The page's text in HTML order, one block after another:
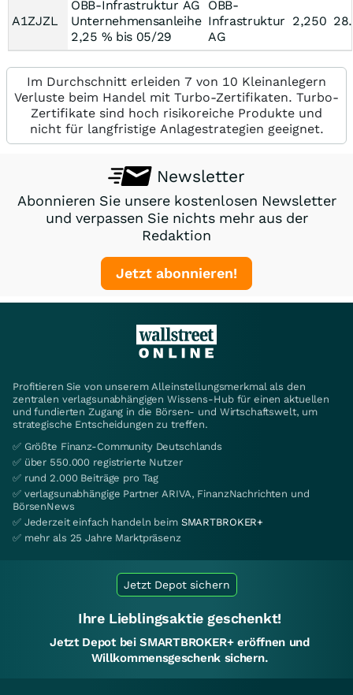
A1ZJZL
ÖBB-Infrastruktur AG
Unternehmensanleihe
2,25 % bis 05/29
ÖBB-
Infrastruktur
AG
2,250
Im Durchschnitt erleiden 7 von 10 Kleinanlegern
Verluste beim Handel mit Turbo-Zertifikaten. Turbo-
Zertifikate sind hoch risikoreiche Produkte und
nicht für langfristige Anlagestrategien geeignet.
Newsletter
Abonnieren Sie unsere kostenlosen Newsletter
und verpassen Sie nichts mehr aus der
Redaktion
Jetzt abonnieren!
Profitieren Sie von unserem Alleinstellungsmerkmal als den
zentralen verlagsunabhängigen Wissens-Hub für einen aktuellen
und fundierten Zugang in die Börsen- und Wirtschaftswelt, um
strategische Entscheidungen zu treffen.
✅ Größte Finanz-Community Deutschlands
✅ über 550.000 registrierte Nutzer
✅ rund 2.000 Beiträge pro Tag
✅ verlagsunabhängige Partner ARIVA, FinanzNachrichten und
BörsenNews
✅ Jederzeit einfach handeln beim SMARTBROKER+
✅ mehr als 25 Jahre Marktpräsenz
Jetzt Depot sichern
Ihre Lieblingsaktie geschenkt!
Jetzt Depot bei SMARTBROKER+ eröffnen und
Willkommensgeschenk sichern.